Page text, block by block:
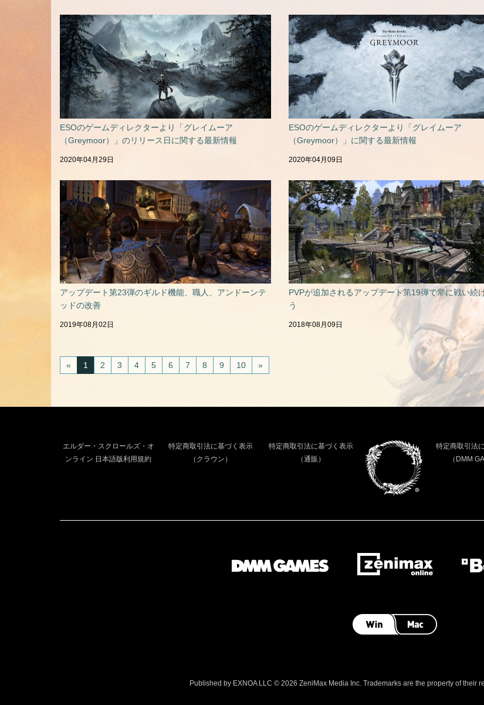
ESOのゲームディレクターより「グレイムーア
（Greymoor）」のリリース日に関する最新情報
2020年04月29日
ESOのゲームディレクターより「グレイムーア
（Greymoor）」に関する最新情報
2020年04月09日
アップデート第23弾のギルド機能、職人、アンドーンテ
ッドの改善
2019年08月02日
PVPが追加されるアップデート第19弾で常に戦い続
う
2018年08月09日
« 1 2 3 4 5 6 7 8 9 10 »
エルダー・スクロールズ・オ
ンライン 日本語版利用規約
特定商取引法に基づく表示
（クラウン）
特定商取引法に基づく表示
（通販）
特定商取引法
（DMM
Published by EXNOA LLC © 2026 ZeniMax Media Inc. Trademarks are the property of their